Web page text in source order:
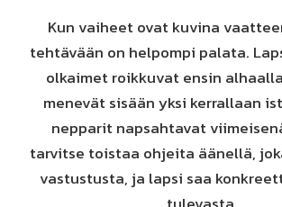
Kun vaiheet ovat kuvina
tehtävään on helpompi palata.
olkaimet roikkuvat ensin
menevät sisään yksi kerrallaan
nepparit napsahtavat
tarvitse toistaa ohjeita äänellä,
vastustusta, ja lapsi saa